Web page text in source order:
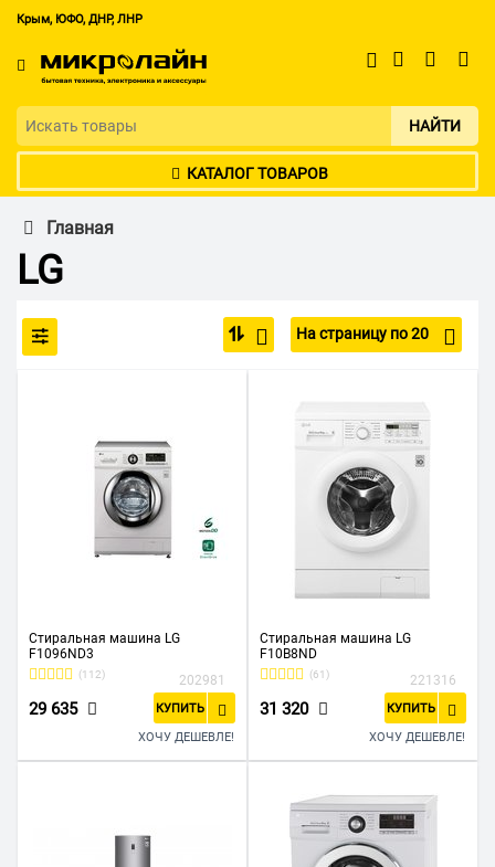
Крым, ЮФО, ДНР, ЛНР
НАЙТИ
КАТАЛОГ ТОВАРОВ
Главная
LG
На страницу по 20
Стиральная машина LG
F1096ND3
(112) 202981
29 635 КУПИТЬ
ХОЧУ ДЕШЕВЛЕ!
Стиральная машина LG
F10B8ND
(61) 221316
31 320 КУПИТЬ
ХОЧУ ДЕШЕВЛЕ!